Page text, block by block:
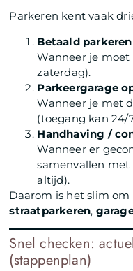
Parkeren kent vaak
Betaald
Wanneer je moet
zaterdag).
Parkeergarage
Wanneer je met
(toegang kan 24/
Handhaving /
Wanneer er
samenvallen
altijd).
Daarom is het slim
straatparkeren,
Snel checken:
(stappenplan)